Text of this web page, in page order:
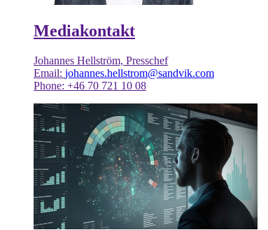
Mediakontakt
Johannes Hellström, Presschef
Email: johannes.hellstrom@sandvik.com
Phone: +46 70 721 10 08